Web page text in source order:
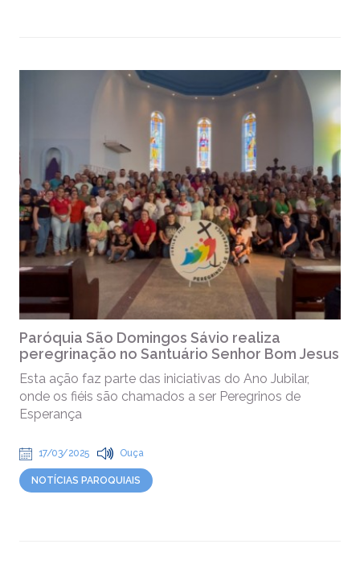
Paróquia São Domingos Sávio realiza
peregrinação no Santuário Senhor Bom Jesus
Esta ação faz parte das iniciativas do Ano Jubilar,
onde os fiéis são chamados a ser Peregrinos de
Esperança
17/03/2025 Ouça
NOTÍCIAS PAROQUIAIS